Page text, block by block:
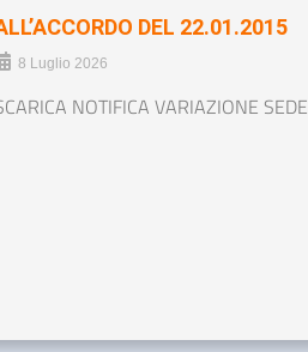
DEL 22.01.2015
8 Luglio 2026
NOTIFICA VARIAZIONE SEDE